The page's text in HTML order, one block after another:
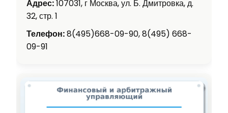
Адрес:107031, г Москва, ул. Б. Дмитровка, д.
32, стр. 1
Телефон:8(495)668-09-90, 8(495) 668-
09-91